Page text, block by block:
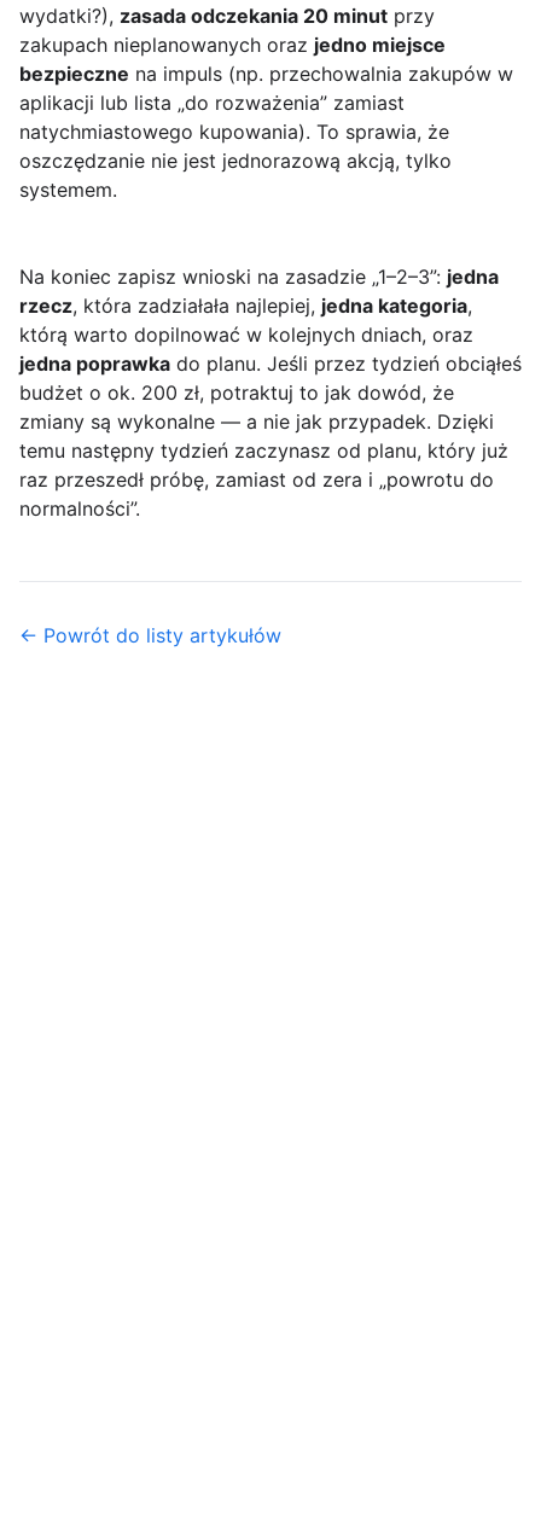
wydatki?), zasada odczekania 20 minut przy
zakupach nieplanowanych oraz jedno miejsce
bezpieczne na impuls (np. przechowalnia zakupów w
aplikacji lub lista „do rozważenia” zamiast
natychmiastowego kupowania). To sprawia, że
oszczędzanie nie jest jednorazową akcją, tylko
systemem.
Na koniec zapisz wnioski na zasadzie „1–2–3”: jedna
rzecz, która zadziałała najlepiej, jedna kategoria,
którą warto dopilnować w kolejnych dniach, oraz
jedna poprawka do planu. Jeśli przez tydzień obciąłeś
budżet o ok. 200 zł, potraktuj to jak dowód, że
zmiany są wykonalne — a nie jak przypadek. Dzięki
temu następny tydzień zaczynasz od planu, który już
raz przeszedł próbę, zamiast od zera i „powrotu do
normalności”.
← Powrót do listy artykułów